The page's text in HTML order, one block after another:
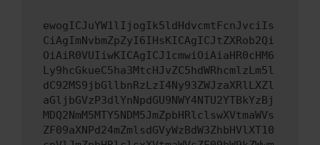
ewogICJuYW1lIjogIk5ldHdvcmtFcnJvciIs
CiAgImNvbmZpZyI6IHsKICAgICJtZXRob2Qi
OiAiR0VUIiwKICAgICJ1cmwiOiAiaHR0cHM6
Ly9hcGkueC5ha3MtcHJvZC5hdWRhcmlzLm5l
dC92MS9jbGllbnRzLzI4Ny93ZWJzaXRlLXZl
aGljbGVzP3dlYnNpdGU9NWY4NTU2YTBkYzBj
MDQ2NmM5MTY5NDM5JmZpbHRlclswXVtmaWVs
ZF09aXNPd24mZmlsdGVyWzBdW3ZhbHVlXT10